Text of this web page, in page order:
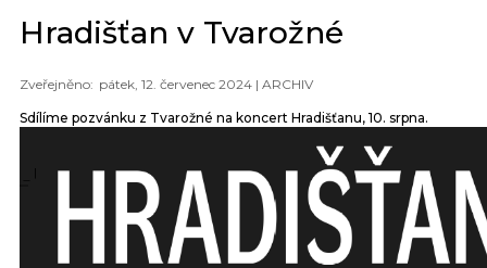
Hradišťan v Tvarožné
pátek, 12. červenec 2024 | ARCHIV
Sdílíme pozvánku z Tvarožné na koncert Hradišťanu, 10. srpna.